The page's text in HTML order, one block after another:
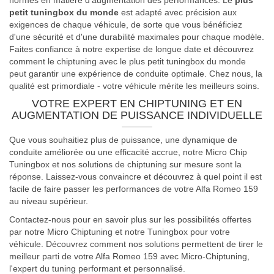
petit tuningbox du monde est adapté avec précision aux
exigences de chaque véhicule, de sorte que vous bénéficiez
d'une sécurité et d'une durabilité maximales pour chaque modèle.
Faites confiance à notre expertise de longue date et découvrez
comment le chiptuning avec le plus petit tuningbox du monde
peut garantir une expérience de conduite optimale. Chez nous, la
qualité est primordiale - votre véhicule mérite les meilleurs soins.
VOTRE EXPERT EN CHIPTUNING ET EN
AUGMENTATION DE PUISSANCE INDIVIDUELLE
Que vous souhaitiez plus de puissance, une dynamique de
conduite améliorée ou une efficacité accrue, notre Micro Chip
Tuningbox et nos solutions de chiptuning sur mesure sont la
réponse. Laissez-vous convaincre et découvrez à quel point il est
facile de faire passer les performances de votre Alfa Romeo 159
au niveau supérieur.
Contactez-nous pour en savoir plus sur les possibilités offertes
par notre Micro Chiptuning et notre Tuningbox pour votre
véhicule. Découvrez comment nos solutions permettent de tirer le
meilleur parti de votre Alfa Romeo 159 avec Micro-Chiptuning,
l'expert du tuning performant et personnalisé.